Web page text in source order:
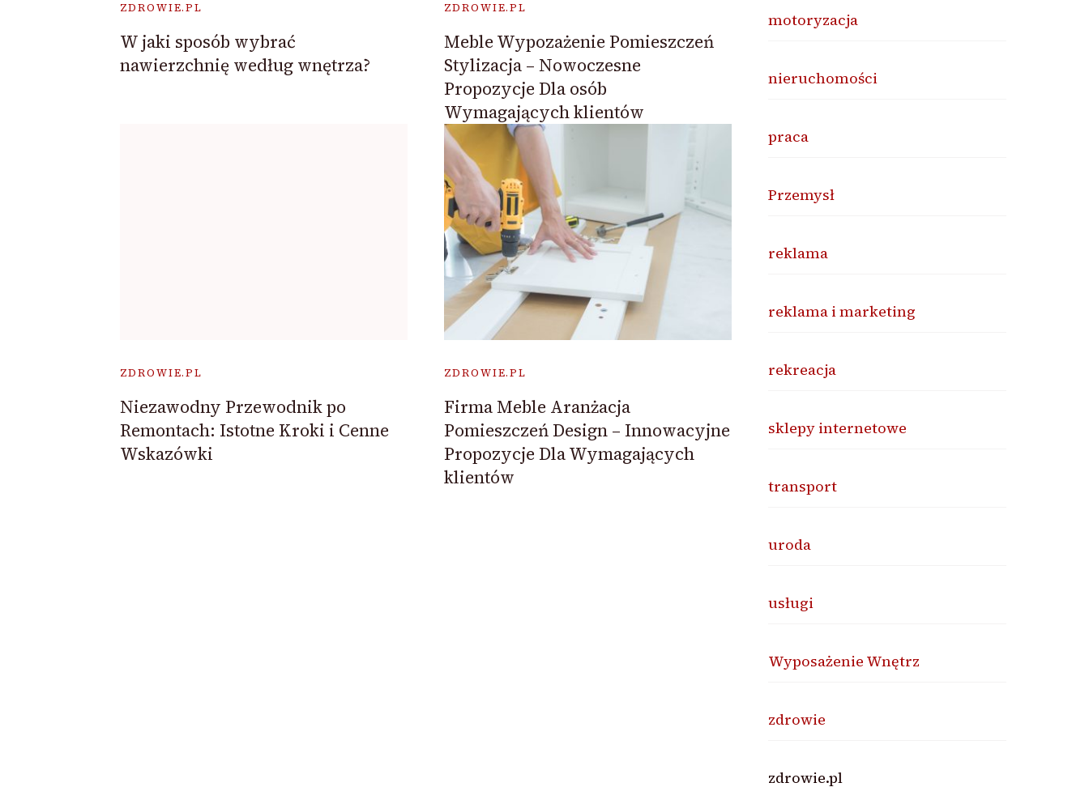
ZDROWIE.PL
W jaki sposób wybrać
nawierzchnię według wnętrza?
ZDROWIE.PL
Meble Wypozażenie Pomieszczeń
Stylizacja – Nowoczesne
Propozycje Dla osób
Wymagających klientów
ZDROWIE.PL
Niezawodny Przewodnik po
Remontach: Istotne Kroki i Cenne
Wskazówki
ZDROWIE.PL
Firma Meble Aranżacja
Pomieszczeń Design – Innowacyjne
Propozycje Dla Wymagających
klientów
motoryzacja
nieruchomości
praca
Przemysł
reklama
reklama i marketing
rekreacja
sklepy internetowe
transport
uroda
usługi
Wyposażenie Wnętrz
zdrowie
zdrowie.pl